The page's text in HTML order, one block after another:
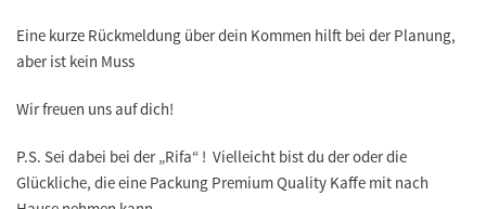
Eine kurze Rückmeldung über dein Kommen hilft bei der Planung,
aber ist kein Muss
Wir freuen uns auf dich!
P.S. Sei dabei bei der „Rifa“ ! Vielleicht bist du der oder die
Glückliche, die eine Packung Premium Quality Kaffe mit nach